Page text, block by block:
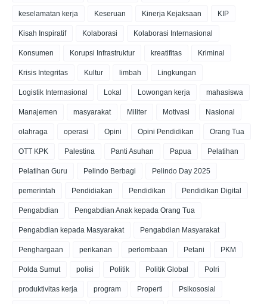
keselamatan kerja Keseruan Kinerja Kejaksaan KIP
Kisah Inspiratif Kolaborasi Kolaborasi Internasional
Konsumen Korupsi Infrastruktur kreatifitas Kriminal
Krisis Integritas Kultur limbah Lingkungan
Logistik Internasional Lokal Lowongan kerja mahasiswa
Manajemen masyarakat Militer Motivasi Nasional
olahraga operasi Opini Opini Pendidikan Orang Tua
OTT KPK Palestina Panti Asuhan Papua Pelatihan
Pelatihan Guru Pelindo Berbagi Pelindo Day 2025
pemerintah Pendidiakan Pendidikan Pendidikan Digital
Pengabdian Pengabdian Anak kepada Orang Tua
Pengabdian kepada Masyarakat Pengabdian Masyarakat
Penghargaan perikanan perlombaan Petani PKM
Polda Sumut polisi Politik Politik Global Polri
produktivitas kerja program Properti Psikososial